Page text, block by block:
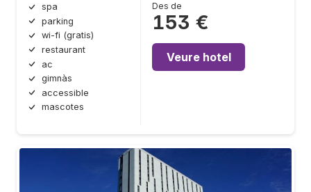
spa
parking
wi-fi (gratis)
restaurant
ac
gimnàs
accessible
mascotes
Des de
153 €
Veure hotel